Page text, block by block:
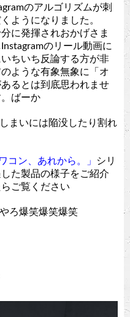
のアルゴリズムが刺
ようになりました。
に発揮されおかげさま
のリール動画に
ちいち反論する方が非
ような有象無象に「オ
るとは到底思われませ
ばーか
まいには陥没したり割れ
コン、あれから。」
シリ
た製品の様子をご紹介
ご覧ください
ろ爆笑爆笑爆笑